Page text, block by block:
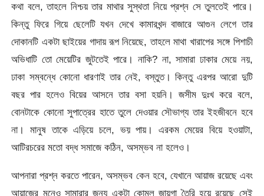
কথা বলে, তাহলে নিশ্চয় তার মাথার সুস্থতা নিয়ে প্রশ্ন সে তুলতেই পারে।
কিন্তু ফিরে গিয়ে ছেলেটি যখন দেখে কামারখন্দ বাজারে আগুন লেগে তার
দোকানটি একটা ছাইয়ের গাদায় রূপ নিয়েছে, তাহলে মাথা খারাপের সঙ্গে পিশাচী
অভিধাটি তো মেয়েটির জুটতেই পারে। নাকি? না, সামারা ঢাকার মেয়ে নয়,
ঢাকা সম্বন্ধে কোনো ধারণাই তার নেই, বস্তুত। কিন্তু এরপর আরো দুটি
বছর পার হলেও বিয়ের আসনে তার বসা হয়নি। জসীম দুঃখ করে বলে,
বোনটাকে কোনো সুপাত্রের হাতে তুলে দেওয়ার সৌভাগ্য তার ইহজীবনে হবে
না। মানুষ তাকে এড়িয়ে চলে, ভয় পায়। এরকম মেয়ের বিয়ে হওয়াটা,
আটিরচরের মতো বদ্ধ সমাজে কঠিন, অসম্ভব না হলেও।
আপনারা প্রশ্ন করতে পারেন, অসম্ভব কেন হবে, যেখানে আয়াজ রয়েছে এবং
আয়াজের মনেও সামারার জন্য একটা কোমল জায়গা তৈরি হয়ে রয়েছে সেই